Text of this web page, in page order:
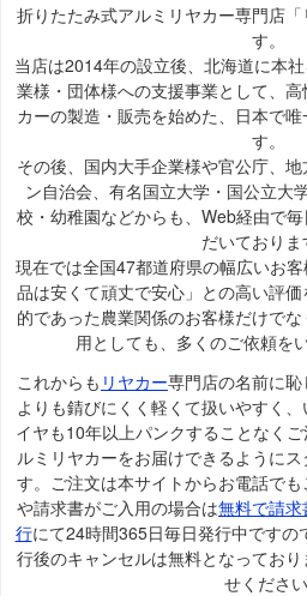
折りたたみ式アルミリヤカー専門店
す。
当店は2014年の設立後、北海道に本
業様・団体様への支援事業として、
カーの製造・販売を始めた、日本で
す。
その後、国内大手企業様や官公庁、
ン自治会、有名国立大学・国公立大
校・幼稚園などからも、Web経由で
だいておりま
現在では全国47都道府県の幅広いお
品は安くて頑丈で安心」との高い評
的であった農業関係のお客様だけで
用としても、多くのご依頼を
これからも リヤカー専門店の名前に
よりも錆びにくく軽くて扱いやすく
イヤも10年以上パンクすることなく
ルミリヤカーをお届けできるように
す。ご注文は本サイトからお電話で
や請求書がご入用の場合は無料で請
行にて24時間365日毎日発行中ですの
行後のキャンセルは無料となってお
せくださ